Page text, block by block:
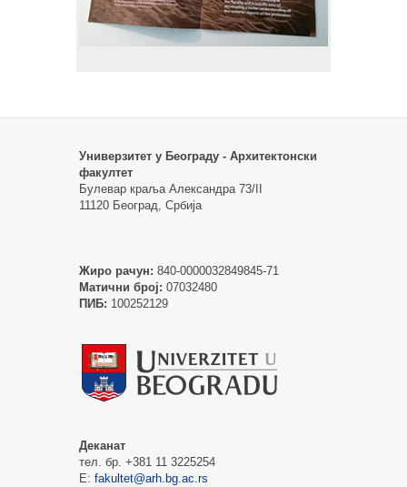
Универзитет у Београду - Архитектонски
факултет
Булевар краља Александра 73/II
11120 Београд, Србија
Жиро рачун: 840-0000032849845-71
Матични број: 07032480
ПИБ: 100252129
Деканат
тел. бр. +381 11 3225254
Е: fakultet@arh.bg.ac.rs